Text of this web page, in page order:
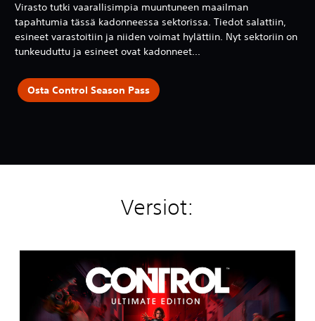
Virasto tutki vaarallisimpia muuntuneen maailman
tapahtumia tässä kadonneessa sektorissa. Tiedot salattiin,
esineet varastoitiin ja niiden voimat hylättiin. Nyt sektoriin on
tunkeuduttu ja esineet ovat kadonneet...
Osta Control Season Pass
Versiot: